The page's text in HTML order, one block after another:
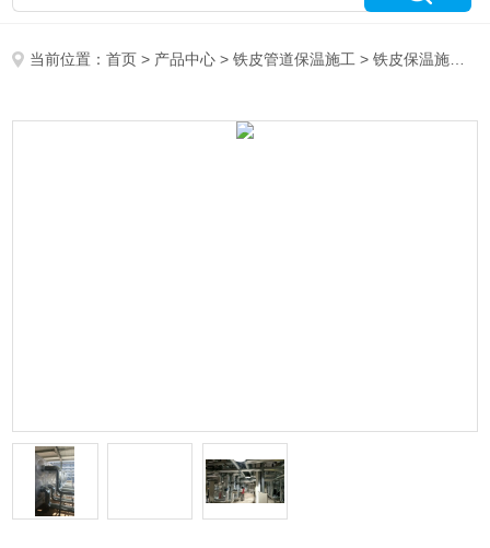
当前位置：首页 > 产品中心 >铁皮管道保温施工 >铁皮保温施工队